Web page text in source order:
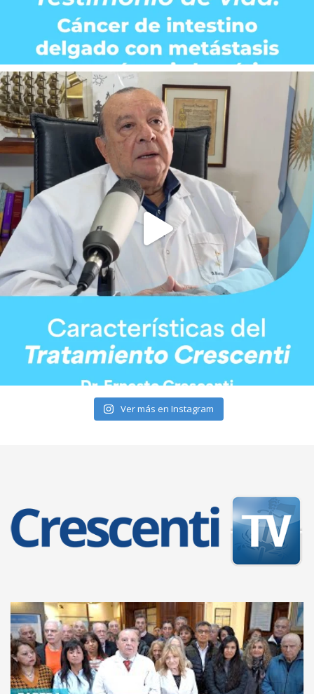
Ver más en Instagram